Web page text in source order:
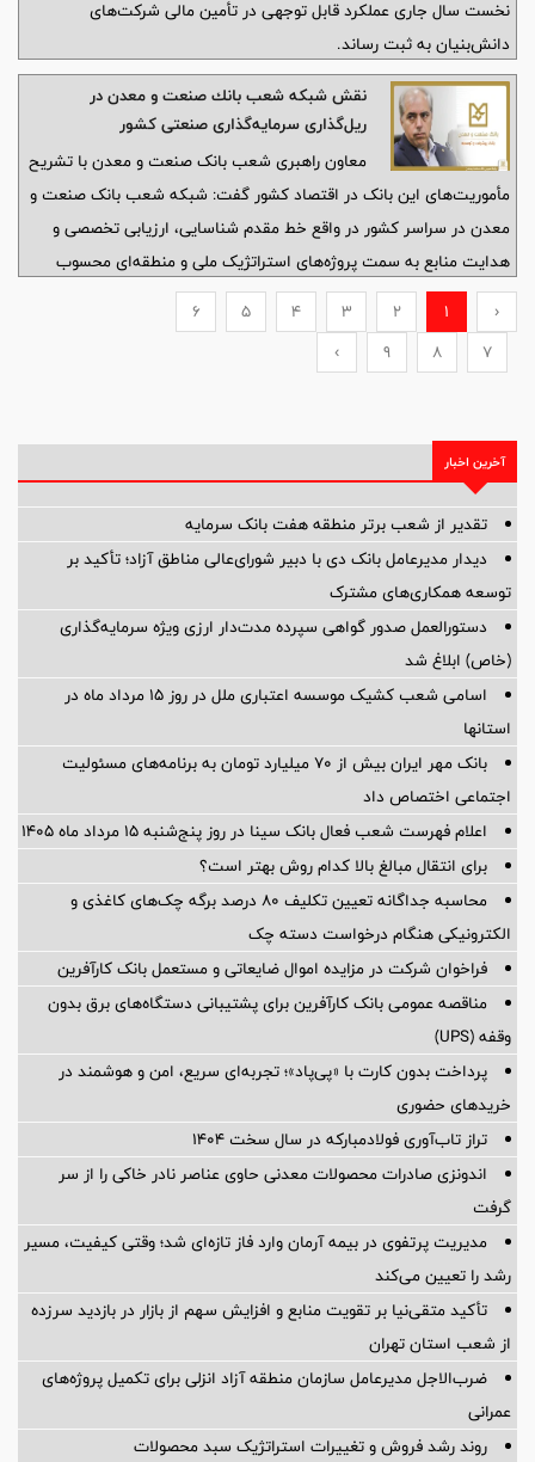
نخست سال جاری عملکرد قابل توجهی در تأمین مالی شرکت‌های
دانش‌بنیان به ثبت رساند.
نقش شبكه شعب بانك صنعت و معدن در
ریل‌گذاری سرمایه‌گذاری صنعتی كشور
معاون راهبری شعب بانک صنعت و معدن با تشریح
مأموریت‌های این بانک در اقتصاد کشور گفت: شبکه شعب بانک صنعت و
معدن در سراسر کشور در واقع خط مقدم شناسایی، ارزیابی تخصصی و
هدایت منابع به سمت پروژه‌های استراتژیک ملی و منطقه‌ای محسوب
می‌شوند.
‹
1
2
3
4
5
6
7
8
9
›
آخرین اخبار
تقدیر از شعب برتر منطقه هفت بانک سرمایه
دیدار مدیرعامل بانک دی با دبیر شورای‌عالی مناطق آزاد؛ تأکید بر
توسعه همکاری‌های مشترک
دستورالعمل صدور گواهی سپرده مدت‌دار ارزی ویژه سرمایه‌گذاری
(خاص) ابلاغ شد
اسامی شعب کشیک موسسه اعتباری ملل در روز 15 مرداد ماه در
استانها
بانک مهر ایران بیش از ۷۰ میلیارد تومان به برنامه‌های مسئولیت
اجتماعی اختصاص داد
اعلام فهرست شعب فعال بانک سینا در روز پنج‌شنبه 15 مرداد ماه 1405
برای انتقال مبالغ بالا کدام روش بهتر است؟
محاسبه جداگانه تعیین تکلیف 80 درصد برگه چک‌های کاغذی و
الکترونیکی هنگام درخواست دسته چک
فراخوان شرکت در مزایده اموال ضایعاتی و مستعمل بانک کارآفرین
مناقصه عمومی بانک کارآفرین برای پشتیبانی دستگاه‌های برق بدون
وقفه (UPS)
پرداخت بدون کارت با «پی‌پاد»؛ تجربه‌ای سریع، امن و هوشمند در
خریدهای حضوری
تراز تاب‌آوری فولادمبارکه در سال سخت ۱۴۰۴
اندونزی صادرات محصولات معدنی حاوی عناصر نادر خاکی را از سر
گرفت
مدیریت پرتفوی در بیمه آرمان وارد فاز تازه‌ای شد؛ وقتی کیفیت، مسیر
رشد را تعیین می‌کند
تأکید متقی‌نیا بر تقویت منابع و افزایش سهم از بازار در بازدید سرزده
از شعب استان تهران
ضرب‌الاجل مدیرعامل سازمان منطقه آزاد انزلی برای تكمیل پروژه‌های
عمرانی
روند رشد فروش و تغییرات استراتژیک سبد محصولات